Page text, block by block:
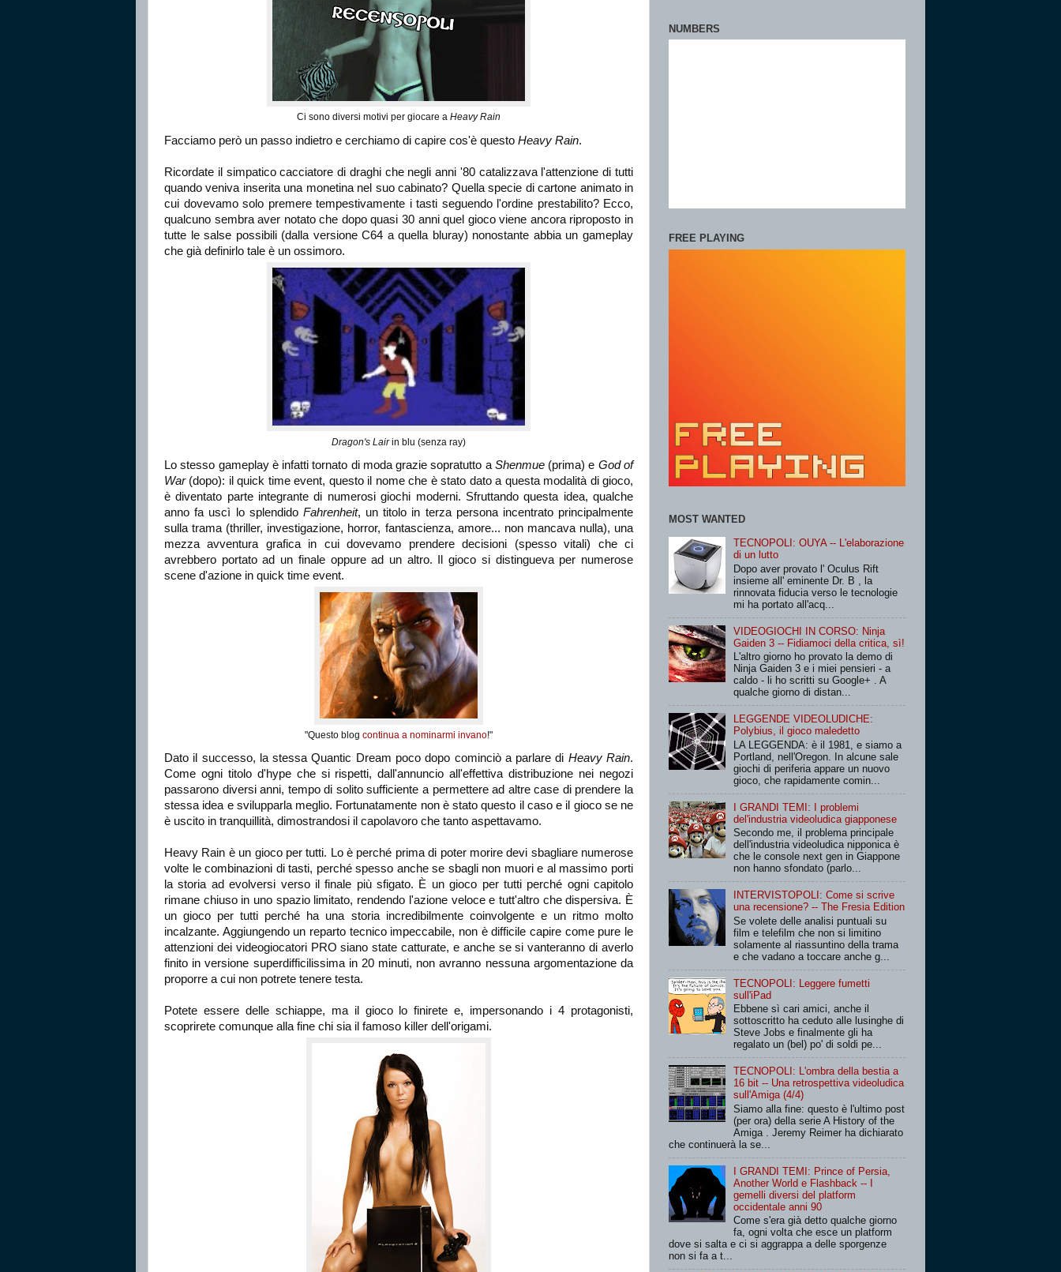
Ci sono diversi motivi per giocare a Heavy Rain
Facciamo però un passo indietro e cerchiamo di capire cos'è questo Heavy Rain.
Ricordate il simpatico cacciatore di draghi che negli anni '80 catalizzava l'attenzione di tutti
quando veniva inserita una monetina nel suo cabinato? Quella specie di cartone animato in
cui dovevamo solo premere tempestivamente i tasti seguendo l'ordine prestabilito? Ecco,
qualcuno sembra aver notato che dopo quasi 30 anni quel gioco viene ancora riproposto in
tutte le salse possibili (dalla versione C64 a quella bluray) nonostante abbia un gameplay
che già definirlo tale è un ossimoro.
Dragon's Lairin blu (senza ray)
Lo stesso gameplay è infatti tornato di moda grazie sopratutto a Shenmue(prima) e God of
War(dopo): il quick time event, questo il nome che è stato dato a questa modalità di gioco,
è diventato parte integrante di numerosi giochi moderni. Sfruttando questa idea, qualche
anno fa uscì lo splendido Fahrenheit, un titolo in terza persona incentrato principalmente
sulla trama (thriller, investigazione, horror, fantascienza, amore... non mancava nulla), una
mezza avventura grafica in cui dovevamo prendere decisioni (spesso vitali) che ci
avrebbero portato ad un finale oppure ad un altro. Il gioco si distingueva per numerose
scene d'azione in quick time event.
"Questo blog continua a nominarmi invano!"
Dato il successo, la stessa Quantic Dream poco dopo cominciò a parlare di Heavy Rain.
Come ogni titolo d'hype che si rispetti, dall'annuncio all'effettiva distribuzione nei negozi
passarono diversi anni, tempo di solito sufficiente a permettere ad altre case di prendere la
stessa idea e svilupparla meglio. Fortunatamente non è stato questo il caso e il gioco se ne
è uscito in tranquillità, dimostrandosi il capolavoro che tanto aspettavamo.
Heavy Rain è un gioco per tutti. Lo è perché prima di poter morire devi sbagliare numerose
volte le combinazioni di tasti, perché spesso anche se sbagli non muori e al massimo porti
la storia ad evolversi verso il finale più sfigato. È un gioco per tutti perché ogni capitolo
rimane chiuso in uno spazio limitato, rendendo l'azione veloce e tutt'altro che dispersiva. È
un gioco per tutti perché ha una storia incredibilmente coinvolgente e un ritmo molto
incalzante. Aggiungendo un reparto tecnico impeccabile, non è difficile capire come pure le
attenzioni dei videogiocatori PRO siano state catturate, e anche se si vanteranno di averlo
finito in versione superdifficilissima in 20 minuti, non avranno nessuna argomentazione da
proporre a cui non potrete tenere testa.
Potete essere delle schiappe, ma il gioco lo finirete e, impersonando i 4 protagonisti,
scoprirete comunque alla fine chi sia il famoso killer dell'origami.
NUMBERS
FREE PLAYING
MOST WANTED
TECNOPOLI: OUYA -- L'elaborazione
di un lutto
Dopo aver provato l' Oculus Rift
insieme all' eminente Dr. B , la
rinnovata fiducia verso le tecnologie
mi ha portato all'acq...
VIDEOGIOCHI IN CORSO: Ninja
Gaiden 3 -- Fidiamoci della critica, sì!
L'altro giorno ho provato la demo di
Ninja Gaiden 3 e i miei pensieri - a
caldo - li ho scritti su Google+ . A
qualche giorno di distan...
LEGGENDE VIDEOLUDICHE:
Polybius, il gioco maledetto
LA LEGGENDA: è il 1981, e siamo a
Portland, nell'Oregon. In alcune sale
giochi di periferia appare un nuovo
gioco, che rapidamente comin...
I GRANDI TEMI: I problemi
del'industria videoludica giapponese
Secondo me, il problema principale
dell'industria videoludica nipponica è
che le console next gen in Giappone
non hanno sfondato (parlo...
INTERVISTOPOLI: Come si scrive
una recensione? -- The Fresia Edition
Se volete delle analisi puntuali su
film e telefilm che non si limitino
solamente al riassuntino della trama
e che vadano a toccare anche g...
TECNOPOLI: Leggere fumetti
sull'iPad
Ebbene sì cari amici, anche il
sottoscritto ha ceduto alle lusinghe di
Steve Jobs e finalmente gli ha
regalato un (bel) po' di soldi pe...
TECNOPOLI: L'ombra della bestia a
16 bit -- Una retrospettiva videoludica
sull'Amiga (4/4)
Siamo alla fine: questo è l'ultimo post
(per ora) della serie A History of the
Amiga . Jeremy Reimer ha dichiarato
che continuerà la se...
I GRANDI TEMI: Prince of Persia,
Another World e Flashback -- I
gemelli diversi del platform
occidentale anni 90
Come s'era già detto qualche giorno
fa, ogni volta che esce un platform
dove si salta e ci si aggrappa a delle sporgenze
non si fa a t...